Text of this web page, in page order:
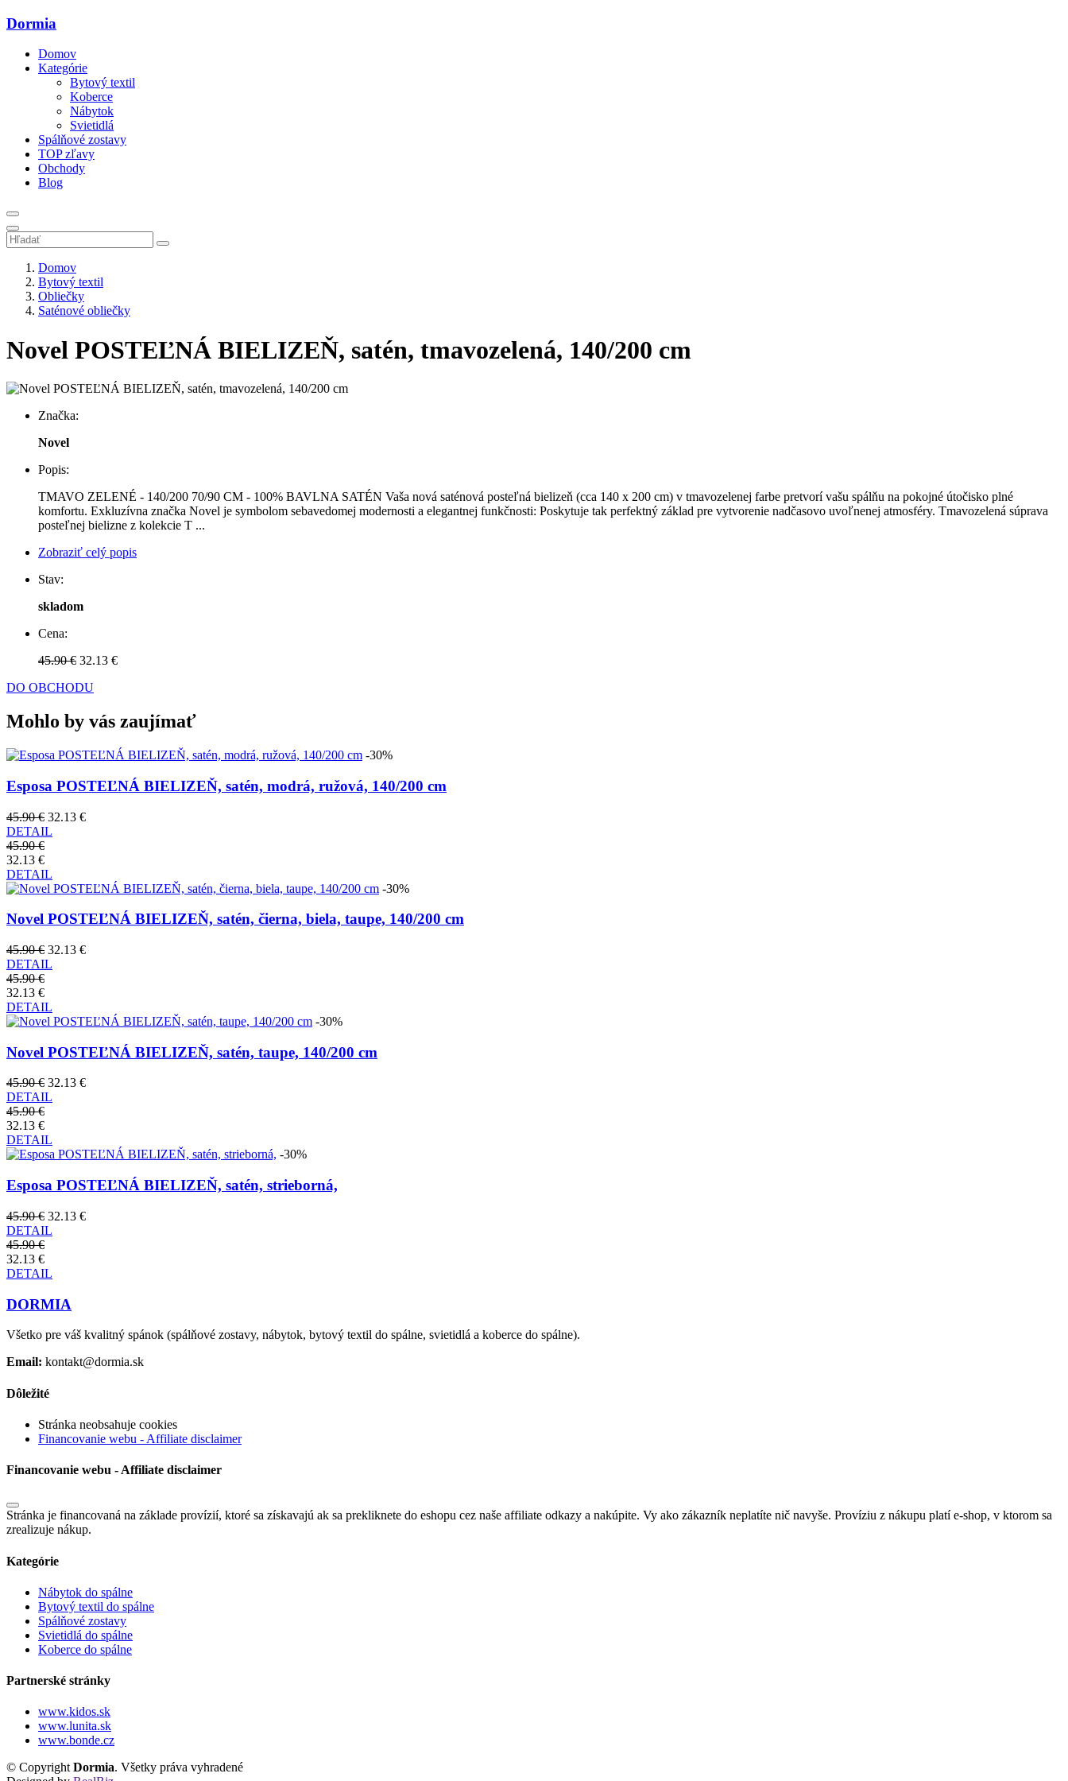
Dormia
Domov
Kategórie
Bytový textil
Koberce
Nábytok
Svietidlá
Spálňové zostavy
TOP zľavy
Obchody
Blog
Domov
Bytový textil
Obliečky
Saténové obliečky
Novel POSTEĽNÁ BIELIZEŇ, satén, tmavozelená, 140/200 cm
Značka:
Novel
Popis:
TMAVO ZELENÉ - 140/200 70/90 CM - 100% BAVLNA SATÉN Vaša nová saténová posteľná bielizeň (cca 140 x 200 cm) v tmavozelenej farbe pretvorí vašu spálňu na pokojné útočisko plné
komfortu. Exkluzívna značka Novel je symbolom sebavedomej modernosti a elegantnej funkčnosti: Poskytuje tak perfektný základ pre vytvorenie nadčasovo uvoľnenej atmosféry. Tmavozelená súprava
posteľnej bielizne z kolekcie T ...
Zobraziť celý popis
Stav:
skladom
Cena:
45.90 € 32.13 €
DO OBCHODU
Mohlo by vás zaujímať
-30%
Esposa POSTEĽNÁ BIELIZEŇ, satén, modrá, ružová, 140/200 cm
45.90 € 32.13 €
DETAIL
45.90 €
32.13 €
DETAIL
-30%
Novel POSTEĽNÁ BIELIZEŇ, satén, čierna, biela, taupe, 140/200 cm
45.90 € 32.13 €
DETAIL
45.90 €
32.13 €
DETAIL
-30%
Novel POSTEĽNÁ BIELIZEŇ, satén, taupe, 140/200 cm
45.90 € 32.13 €
DETAIL
45.90 €
32.13 €
DETAIL
-30%
Esposa POSTEĽNÁ BIELIZEŇ, satén, strieborná,
45.90 € 32.13 €
DETAIL
45.90 €
32.13 €
DETAIL
DORMIA
Všetko pre váš kvalitný spánok (spálňové zostavy, nábytok, bytový textil do spálne, svietidlá a koberce do spálne).
Email: kontakt@dormia.sk
Dôležité
Stránka neobsahuje cookies
Financovanie webu - Affiliate disclaimer
Financovanie webu - Affiliate disclaimer
Stránka je financovaná na základe provízií, ktoré sa získavajú ak sa prekliknete do eshopu cez naše affiliate odkazy a nakúpite. Vy ako zákazník neplatíte nič navyše. Províziu z nákupu platí e-shop, v ktorom sa
zrealizuje nákup.
Kategórie
Nábytok do spálne
Bytový textil do spálne
Spálňové zostavy
Svietidlá do spálne
Koberce do spálne
Partnerské stránky
www.kidos.sk
www.lunita.sk
www.bonde.cz
© CopyrightDormia. Všetky práva vyhradené